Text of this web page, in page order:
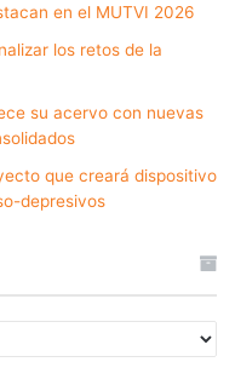
en el MUTVI 2026
los retos de la
su acervo con nuevas
que creará dispositivo
depresivos